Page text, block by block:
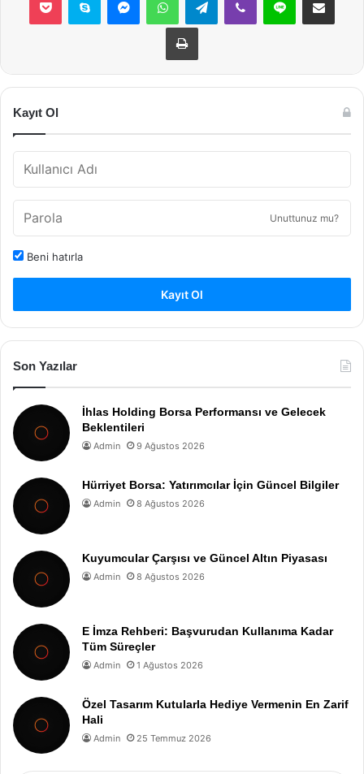
Yazdır
Kayıt Ol
Unuttunuz mu?
Beni hatırla
Kayıt Ol
Son Yazılar
İhlas Holding Borsa Performansı ve Gelecek
Beklentileri
Admin 9 Ağustos 2026
Hürriyet Borsa: Yatırımcılar İçin Güncel Bilgiler
Admin 8 Ağustos 2026
Kuyumcular Çarşısı ve Güncel Altın Piyasası
Admin 8 Ağustos 2026
E İmza Rehberi: Başvurudan Kullanıma Kadar
Tüm Süreçler
Admin 1 Ağustos 2026
Özel Tasarım Kutularla Hediye Vermenin En Zarif
Hali
Admin 25 Temmuz 2026